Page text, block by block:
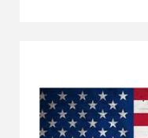
安法》實施以來，
耗殆盡。中共選在
故拒絕台灣插畫家